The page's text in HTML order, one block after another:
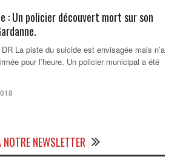
: Un policier découvert mort sur son
La piste du suicide est envisagée mais n’a
pour l’heure. Un policier municipal a été
NEWSLETTER